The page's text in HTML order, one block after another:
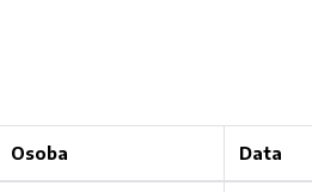
Osoba Data